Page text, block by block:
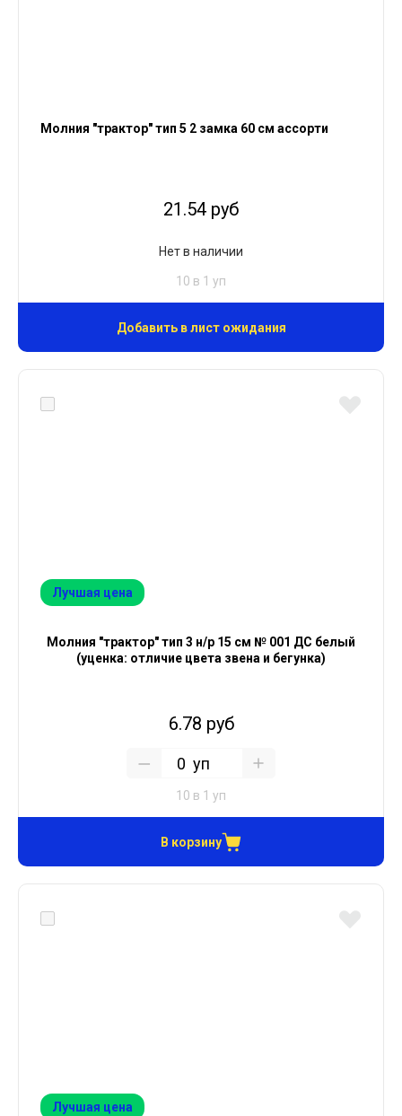
Молния "трактор" тип 5 2 замка 60 см ассорти
21.54 руб
Нет в наличии
10 в 1 уп
Добавить в лист ожидания
Лучшая цена
Молния "трактор" тип 3 н/р 15 см № 001 ДС белый
(уценка: отличие цвета звена и бегунка)
6.78 руб
уп
10 в 1 уп
В корзину
Лучшая цена